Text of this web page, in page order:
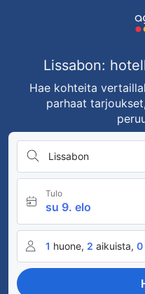
Lissabon:
Hae kohteita
parhaat
Lissabon
Tulo
su 9. elo
1 huone, 2 aikuista, 0